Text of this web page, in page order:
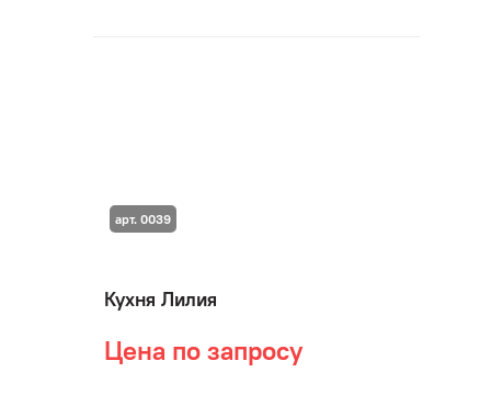
Кухня Лилия
Цена по запросу
арт. 0039